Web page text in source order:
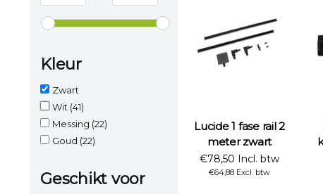
Kleur
Zwart
Wit (41)
Messing (22)
Goud (22)
Geschikt voor
Lucide 1 fase rail 2
meter zwart
€78,50 Incl. btw
€64,88 Excl. btw